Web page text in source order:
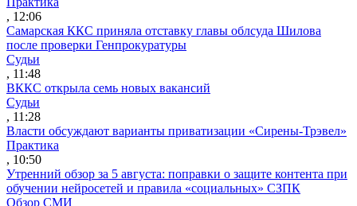
, 12:06
Самарская ККС приняла отставку главы облсуда Шилова
после проверки Генпрокуратуры
Судьи
, 11:48
ВККС открыла семь новых вакансий
Судьи
, 11:28
Власти обсуждают варианты приватизации «Сирены-Трэвел»
Практика
, 10:50
Утренний обзор за 5 августа: поправки о защите контента при
обучении нейросетей и правила «социальных» СЗПК
Обзор СМИ